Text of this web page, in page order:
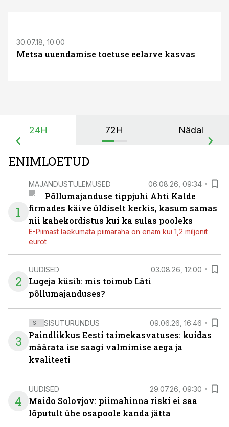
30.07.18, 10:00
Metsa uuendamise toetuse eelarve kasvas
24H 72H Nädal
ENIMLOETUD
1
MAJANDUSTULEMUSED 06.08.26, 09:34
Põllumajanduse tippjuhi Ahti Kalde
firmades käive üldiselt kerkis, kasum samas
nii kahekordistus kui ka sulas pooleks
E-Piimast laekumata piimaraha on enam kui 1,2 miljonit
eurot
2
UUDISED 03.08.26, 12:00
Lugeja küsib: mis toimub Läti
põllumajanduses?
3
ST SISUTURUNDUS 09.06.26, 16:46
Paindlikkus Eesti taimekasvatuses: kuidas
määrata ise saagi valmimise aega ja
kvaliteeti
4
UUDISED 29.07.26, 09:30
Maido Solovjov: piimahinna riski ei saa
lõputult ühe osapoole kanda jätta